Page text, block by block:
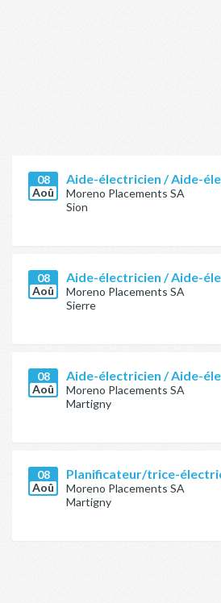
08
Aoû
Aide-électricien / Aide-
Moreno Placements SA
Sion
08
Aoû
Aide-électricien / Aide-
Moreno Placements SA
Sierre
08
Aoû
Aide-électricien / Aide-
Moreno Placements SA
Martigny
08
Aoû
Planificateur/trice-
Moreno Placements SA
Martigny